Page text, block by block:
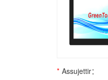
* Assujettir：